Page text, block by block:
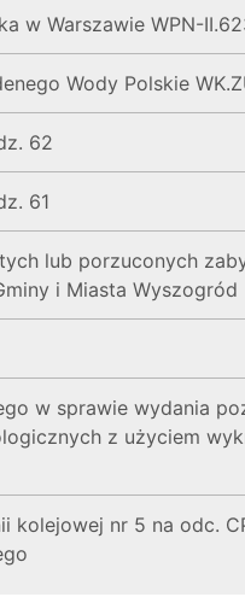
w Warszawie WPN-
Wody Polskie
62
61
lub porzuconych
i Miasta Wyszogród
w sprawie wydania
z użyciem
kolejowej nr 5 na odc.